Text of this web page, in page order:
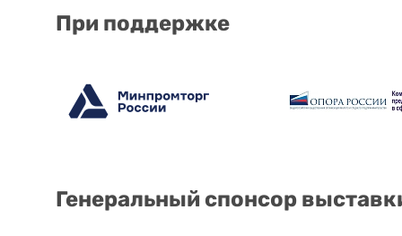
При поддержке
Генеральный спонсор